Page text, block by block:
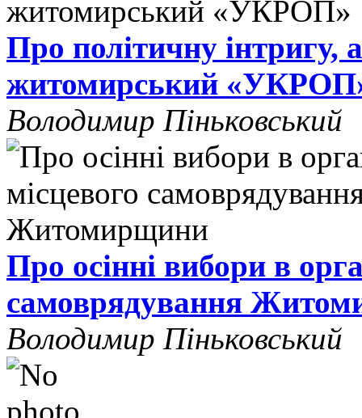
Про політичну інтригу,
житомирський
Володимир Піньковський
Про осінні вибори в
самоврядування
Володимир Піньковський